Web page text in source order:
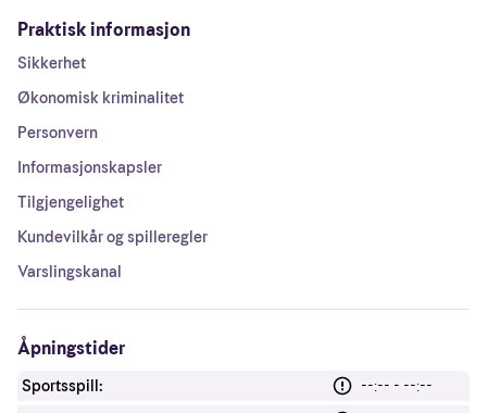
Praktisk informasjon
Sikkerhet
Økonomisk kriminalitet
Personvern
Informasjonskapsler
Tilgjengelighet
Kundevilkår og spilleregler
Varslingskanal
Åpningstider
Sportsspill:
--:-- - --:--